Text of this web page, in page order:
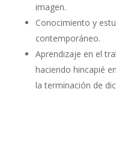
imagen.
Conocimiento y
contemporáneo.
Aprendizaje en el
haciendo hincapié
la terminación de